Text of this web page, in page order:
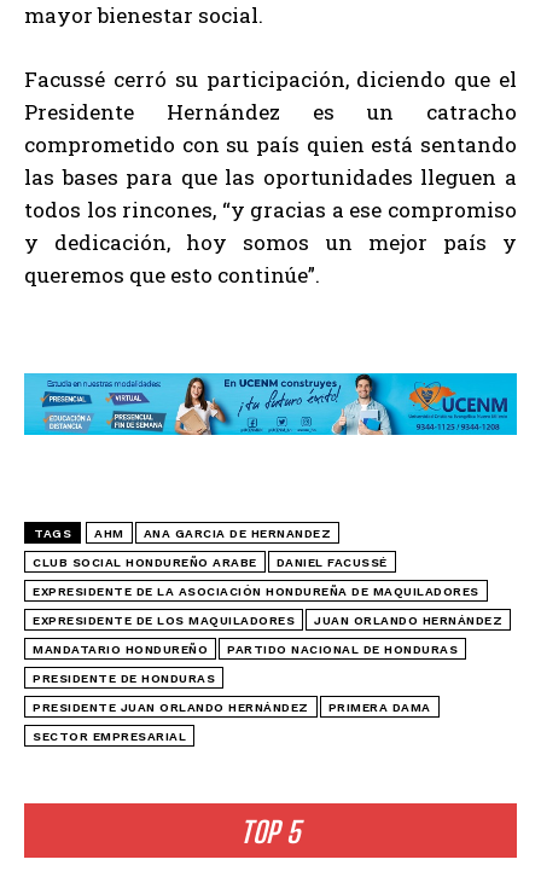
TOP 5
mayor bienestar social.
Facussé cerró su participación, diciendo que el
Presidente Hernández es un catracho
comprometido con su país quien está sentando
las bases para que las oportunidades lleguen a
todos los rincones, “y gracias a ese compromiso
y dedicación, hoy somos un mejor país y
queremos que esto continúe”.
TAGS AHM ANA GARCIA DE HERNANDEZ
CLUB SOCIAL HONDUREÑO ARABE DANIEL FACUSSÉ
EXPRESIDENTE DE LA ASOCIACIÓN HONDUREÑA DE MAQUILADORES
EXPRESIDENTE DE LOS MAQUILADORES JUAN ORLANDO HERNÁNDEZ
MANDATARIO HONDUREÑO PARTIDO NACIONAL DE HONDURAS
PRESIDENTE DE HONDURAS
PRESIDENTE JUAN ORLANDO HERNÁNDEZ PRIMERA DAMA
SECTOR EMPRESARIAL